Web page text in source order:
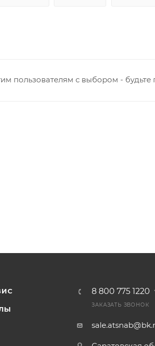
пользователям с выбором -
8 800 775 1220
ЗАКАЗАТЬ ЗВОНОК